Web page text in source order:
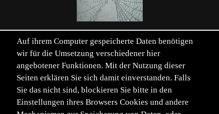
Einträge von 120. Seite 1 von 3.
Seite: Erste Zurück 1 2 3 Vor Letzte
Auf ihrem Computer gespeicherte Daten benötigen
wir für die Umsetzung verschiedener hier
angebotener Funktionen. Mit der Nutzung dieser
Seiten erklären Sie sich damit einverstanden. Falls
Sie das nicht sind, blockieren Sie bitte in den
Einstellungen ihres Browsers Cookies und andere